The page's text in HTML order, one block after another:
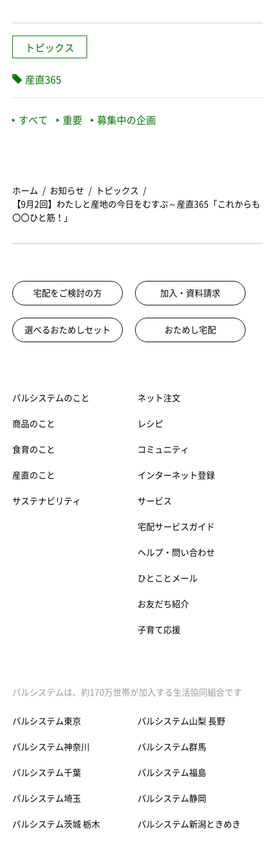
トピックス
産直365
すべて 重要 募集中の企画
ホーム お知らせ
トピックス
【9月2回】わたしと産地の今日をむすぶ～産直365「これからも
〇〇ひと筋！」
宅配をご検討の方 加入・資料請求
選べるおためしセット おためし宅配
パルシステムのこと
商品のこと
食育のこと
産直のこと
サステナビリティ
ネット注文
レシピ
コミュニティ
インターネット登録
サービス
宅配サービスガイド
ヘルプ・問い合わせ
ひとことメール
お友だち紹介
子育て応援
パルシステムは、約170万世帯が加入する生活協同組合です
パルシステム東京
パルシステム神奈川
パルシステム千葉
パルシステム埼玉
パルシステム茨城 栃木
パルシステム山梨 長野
パルシステム群馬
パルシステム福島
パルシステム静岡
パルシステム新潟ときめき